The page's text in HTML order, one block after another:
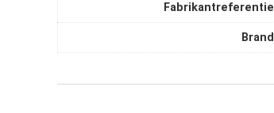
Fabrikantreferentie
Brand